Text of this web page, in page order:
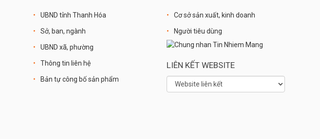
UBND tỉnh Thanh Hóa
Sở, ban, ngành
UBND xã, phường
Thông tin liên hệ
Bản tự công bố sản phẩm
Cơ sở sản xuất, kinh doanh
Người tiêu dùng
LIÊN KẾT WEBSITE